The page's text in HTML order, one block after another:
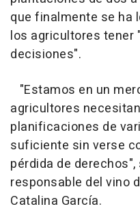
que finalmente se ha
los agricultores tener
decisiones".
"Estamos en un
agricultores
planificaciones de
suficiente sin verse
pérdida de
responsable del vino
Catalina García.